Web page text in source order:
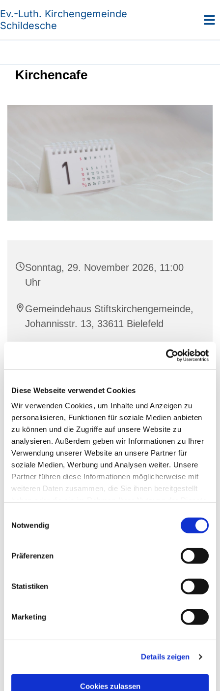
Diese Webseite verwendet Cookies
Wir verwenden Cookies, um Inhalte und Anzeigen zu
personalisieren, Funktionen für soziale Medien anbieten
zu können und die Zugriffe auf unsere Website zu
analysieren. Außerdem geben wir Informationen zu Ihrer
Verwendung unserer Website an unsere Partner für
soziale Medien, Werbung und Analysen weiter. Unsere
Partner führen diese Informationen möglicherweise mit
weiteren Daten zusammen, die Sie ihnen bereitgestellt
Notwendig
Präferenzen
Statistiken
Marketing
Details zeigen
Cookies zulassen
Ev.-Luth. Kirchengemeinde
Schildesche
Kirchencafe
Sonntag, 29. November 2026, 11:00
Uhr
Gemeindehaus Stiftskirchengemeinde,
Johannisstr. 13, 33611 Bielefeld